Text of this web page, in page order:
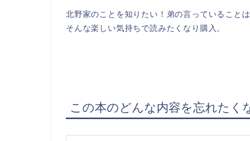
北野家のことを知りたい！弟の言っていることは
そんな楽しい気持ちで読みたくなり購入。
この本のどんな内容を忘れたく